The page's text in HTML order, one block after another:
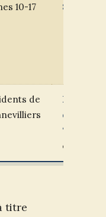
10-17
80 à 120
de
de 10 à 20
%
cotisation
titre